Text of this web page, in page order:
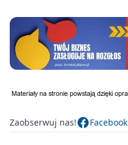
Zaobserwuj nas! Facebook